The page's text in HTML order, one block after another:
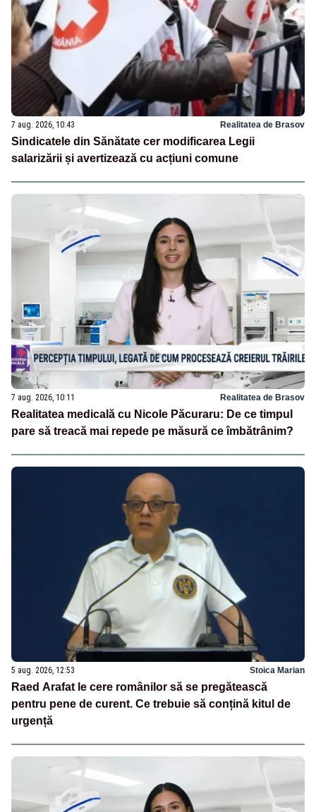
7 aug. 2026, 10:43 Realitatea de Brasov
Sindicatele din Sănătate cer modificarea Legii
salarizării și avertizează cu acțiuni comune
7 aug. 2026, 10:11 Realitatea de Brasov
Realitatea medicală cu Nicole Păcuraru: De ce timpul
pare să treacă mai repede pe măsură ce îmbătrânim?
5 aug. 2026, 12:53 Stoica Marian
Raed Arafat le cere românilor să se pregătească
pentru pene de curent. Ce trebuie să conțină kitul de
urgență